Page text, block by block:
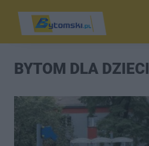
BYTOM DLA DZIECI